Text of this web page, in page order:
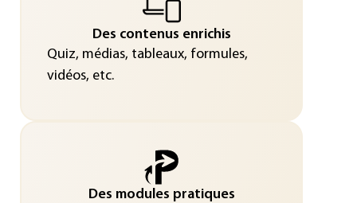
Des contenus enrichis
Quiz, médias, tableaux, formules,
vidéos, etc.
Des modules pratiques